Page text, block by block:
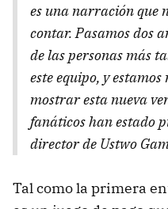
es una narración que
contar. Pasamos dos
de las personas más
este equipo, y
mostrar esta nueva
fanáticos han estado
director de Ustwo
Tal como la primera